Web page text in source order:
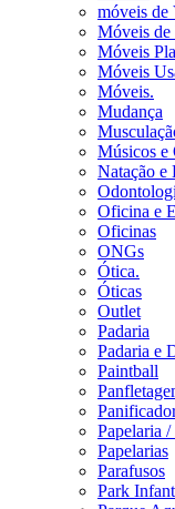
móveis de
Móveis de
Móveis
Móveis
Móveis.
Mudança
Músicos e
Natação e
Oficina e
Oficinas
ONGs
Ótica.
Óticas
Outlet
Padaria
Padaria e
Paintball
Papelaria
Papelarias
Parafusos
Park